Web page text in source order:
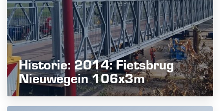
Historie: 2014: Fietsbrug
Nieuwegein 106x3m